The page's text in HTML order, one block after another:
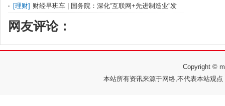
产[理财] 财经早班车 | 国务院：深化“互联网+先进制造业”发
展
网友评论：
Copyright ©
本站所有资讯来源于网络,不代表本站观